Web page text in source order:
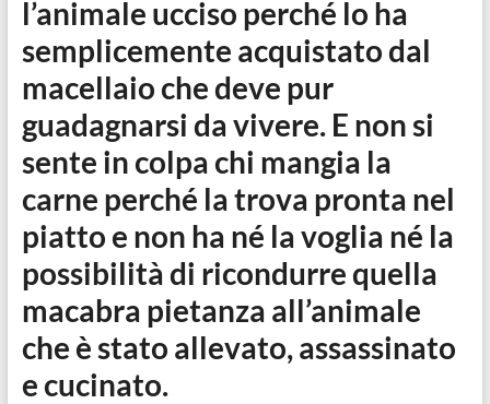
l’animale ucciso perché lo ha
semplicemente acquistato dal
macellaio che deve pur
guadagnarsi da vivere. E non si
sente in colpa chi mangia la
carne perché la trova pronta nel
piatto e non ha né la voglia né la
possibilità di ricondurre quella
macabra pietanza all’animale
che è stato allevato, assassinato
e cucinato.